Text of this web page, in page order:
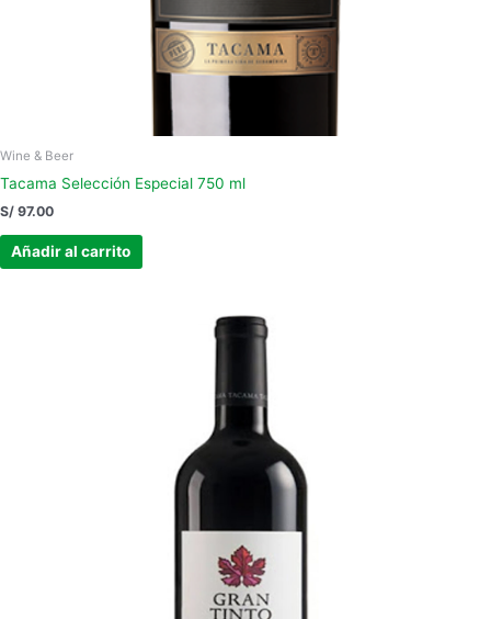
Wine & Beer
Tacama Selección Especial 750 ml
S/ 97.00
Añadir al carrito